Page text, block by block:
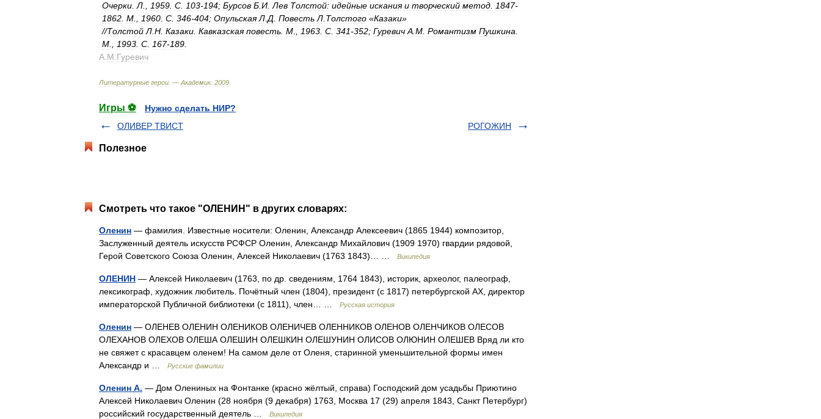
Очерки Л 1959 С 103-194; Бурсов Б И Лев Толстой: идейные искания и творческий метод 1847-
1862 М 1960 С 346-404; Опульская Л Д Повесть Л Толстого «Казаки»
//Толстой Л Н Казаки Кавказская повесть М 1963 С 341-352; Гуревич A M Романтизм Пушкина
М
1993 С 167-189
А М Гуревич
Литературные герои . — Академик. 2009
Игры ⚽
Нужно сделать НИР?
ОЛИВЕР ТВИСТ
РОГОЖИН
Полезное
Смотреть что такое "ОЛЕНИН" в других словарях:
Оленин — фамилия. Известные носители: Оленин, Александр Алексеевич (1865 1944) композитор,
Заслуженный деятель искусств РСФСР Оленин, Александр Михайлович (1909 1970) гвардии рядовой,
Герой Советского Союза Оленин, Алексей Николаевич (1763 1843)… …
Википедия
ОЛЕНИН — Алексей Николаевич (1763, по др. сведениям, 1764 1843), историк, археолог, палеограф,
лексикограф, художник любитель. Почётный член (1804), президент (с 1817) петербургской АХ, директор
императорской Публичной библиотеки (с 1811), член… …
Русская история
Оленин — ОЛЕНЕВ ОЛЕНИН ОЛЕНИКОВ ОЛЕНИЧЕВ ОЛЕННИКОВ ОЛЕНОВ ОЛЕНЧИКОВ ОЛЕСОВ
ОЛЕХАНОВ ОЛЕХОВ ОЛЕША ОЛЕШИН ОЛЕШКИН ОЛЕШУНИН ОЛИСОВ ОЛЮНИН ОЛЕШЕВ Вряд ли кто
не свяжет с красавцем оленем! На самом деле от Оленя, старинной уменьшительной формы имен
Александр и …
Русские фамилии
Оленин А. — Дом Олениных на Фонтанке (красно жёлтый, справа) Господский дом усадьбы Приютино
Алексей Николаевич Оленин (28 ноября (9 декабря) 1763, Москва 17 (29) апреля 1843, Санкт Петербург)
российский государственный деятель …
Википедия